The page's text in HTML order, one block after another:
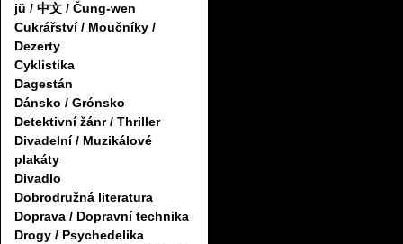
jü / 中文 / Čung-wen
Cukrářství / Moučníky /
Dezerty
Cyklistika
Dagestán
Dánsko / Grónsko
Detektivní žánr / Thriller
Divadelní / Muzikálové
plakáty
Divadlo
Dobrodružná literatura
Doprava / Dopravní technika
Drogy / Psychedelika